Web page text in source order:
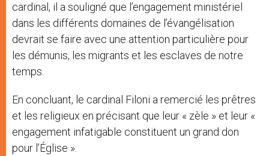
cardinal, il a souligné que l’engagement ministériel
dans les différents domaines de l’évangélisation
devrait se faire avec une attention particulière pour
les démunis, les migrants et les esclaves de notre
temps.
En concluant, le cardinal Filoni a remercié les prêtres
et les religieux en précisant que leur « zèle » et leur «
engagement infatigable constituent un grand don
pour l’Église ».